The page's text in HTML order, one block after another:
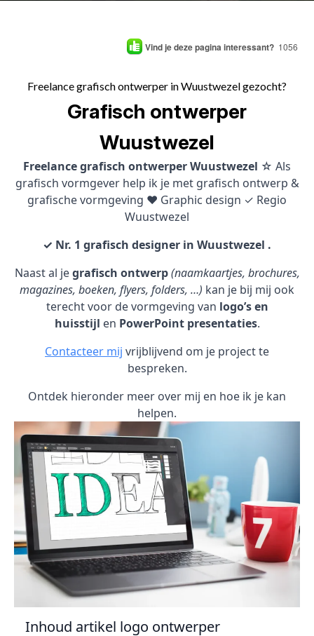
Vind je deze pagina interessant? 1056
Freelance grafisch ontwerper in Wuustwezel gezocht?
Grafisch ontwerper
Wuustwezel
Freelance grafisch ontwerper Wuustwezel ☆ Als
grafisch vormgever help ik je met grafisch ontwerp &
grafische vormgeving ♥ Graphic design ✓ Regio
Wuustwezel
✓ Nr. 1 grafisch designer in Wuustwezel .
Naast al jegrafisch ontwerp (naamkaartjes, brochures,
magazines, boeken, flyers, folders, …) kan je bij mij ook
terecht voor de vormgeving van logo’s en
huisstijl en PowerPoint presentaties.
Contacteer mij vrijblijvend om je project te
bespreken.
Ontdek hieronder meer over mij en hoe ik je kan
helpen.
Inhoud artikel logo ontwerper